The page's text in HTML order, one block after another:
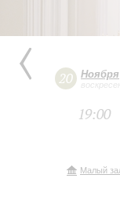
20 Ноября
19:00
Малый